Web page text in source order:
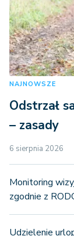
NAJNOWSZE
Odstrzał
– zasady
6 sierpnia 2026
Monitoring
zgodnie z
Udzielenie